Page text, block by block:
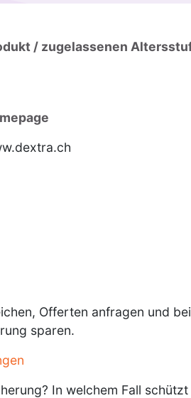
/ zugelassenen
Offerten anfragen und bei
sparen.
In welchem Fall schützt